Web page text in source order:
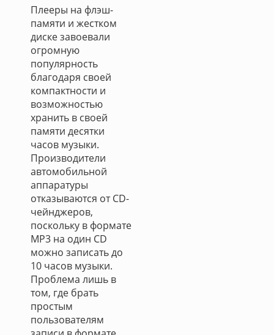
Плееры на флэш-
памяти и жестком
диске завоевали
огромную
популярность
благодаря своей
компактности и
возможностью
хранить в своей
памяти десятки
часов музыки.
Производители
автомобильной
аппаратуры
отказываются от CD-
чейнджеров,
поскольку в формате
MP3 на один CD
можно записать до
10 часов музыки.
Проблема лишь в
том, где брать
простым
пользователям